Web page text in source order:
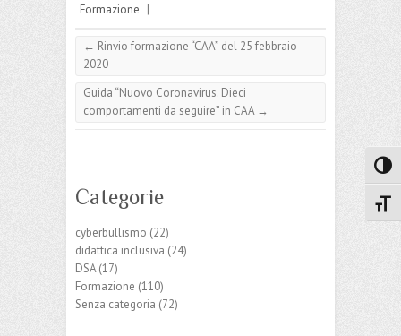
Formazione |
← Rinvio formazione “CAA” del 25 febbraio
2020
Guida “Nuovo Coronavirus. Dieci
comportamenti da seguire” in CAA →
Categorie
cyberbullismo (22)
didattica inclusiva (24)
DSA(17)
Formazione (110)
Senza categoria (72)